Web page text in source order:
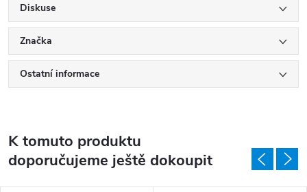
Diskuse
Značka
Ostatní informace
K tomuto produktu
doporučujeme ještě dokoupit